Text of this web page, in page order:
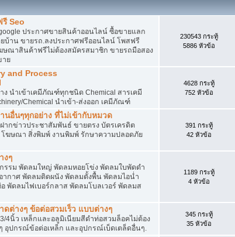
รี Seo
ประกาศขายสินค้าออนไลน์ ซื้อขายแลก
บ้าน ขายรถ.ลงประกาศฟรีออนไลน์ โพสฟรี
ณาสินค้าฟรีไม่ต้องสมัครสมาชิก ขายรถมือสอง
าย
230543 กระทู้
5886 หัวข้อ
and Process
ง นำเข้าเคมีภัณฑ์ทุกชนิด Chemical สารเคมี
Chemical นำเข้า-ส่งออก เคมีภัณฑ์
4628 กระทู้
752 หัวข้อ
นอื่นๆทุกอย่าง ที่ไม่เข้ากับหมวด
ากข่าวประชาสัมพันธ์ ขายตรง บัตรเครดิต
ฆษณา สิ่งพิมพ์ งานพิมพ์ รักษาความปลอดภัย
391 กระทู้
42 หัวข้อ
งๆ
รม พัดลมใหญ่ พัดลมหอยโข่ง พัดลมใบพัดดำ
กาศ พัดลมติดผนัง พัดลมตั้งพื้น พัดลมไอน่ำ
พัดลมไฟเบอร์กลาส พัดลมโบลเวอร์ พัดลมส
1189 กระทู้
4 หัวข้อ
ต่างๆ ข้อต่อสวมเร็ว แบบต่างๆ
4นิ้ว เหล็กและอลูมิเนียมสีดำท่อสวมล็อคไม่ต้อง
อุปกรณ์ข้อต่อเหล็ก และอุปกรณ์เบ็ดเตล็ดอื่นๆ.
345 กระทู้
35 หัวข้อ